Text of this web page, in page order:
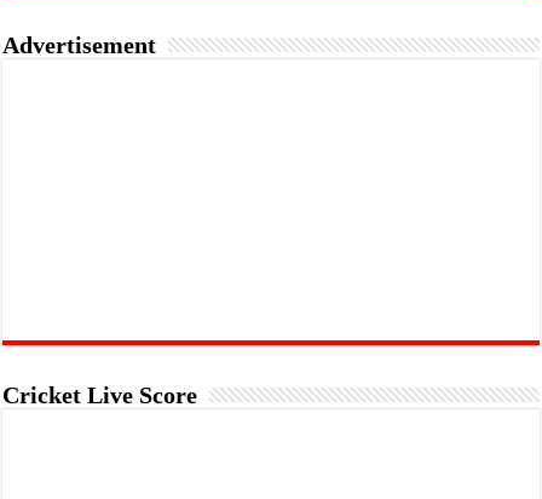
Advertisement
Cricket Live Score